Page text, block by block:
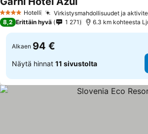
4 Tähtiluokitus
Hotelli Virkistysmahdollisuudet ja
Katso hinnat
8,2 Erittäin hyvä 1 271 6.3 km kohteesta
Alkaen 94 €
Näytä hinnat 11 sivustolta